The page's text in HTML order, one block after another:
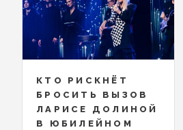
КТО РИСКНЁТ
БРОСИТЬ ВЫЗОВ
ЛАРИСЕ ДОЛИНОЙ
В ЮБИЛЕЙНОМ